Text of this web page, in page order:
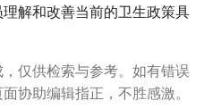
解和改善当前的卫生政策具
仅供检索与参考。如有错误
协助编辑指正，不胜感激。